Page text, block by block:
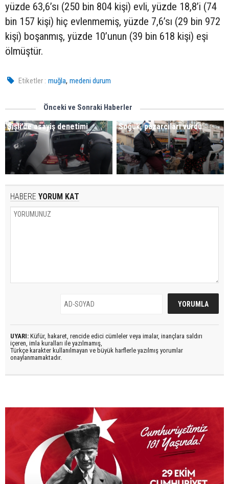
yüzde 63,6’sı (250 bin 804 kişi) evli, yüzde 18,8’i (74
bin 157 kişi) hiç evlenmemiş, yüzde 7,6’sı (29 bin 972
kişi) boşanmış, yüzde 10’unun (39 bin 618 kişi) eşi
ölmüştür.
Etiketler : muğla,medeni durum
Önceki ve Sonraki Haberler
Şişli’de asayiş denetimi Soğuk, pazarcıları vurdu
HABERE YORUM KAT
UYARI: Küfür, hakaret, rencide edici cümleler veya imalar, inançlara saldırı
içeren, imla kuralları ile yazılmamış,
Türkçe karakter kullanılmayan ve büyük harflerle yazılmış yorumlar
onaylanmamaktadır.